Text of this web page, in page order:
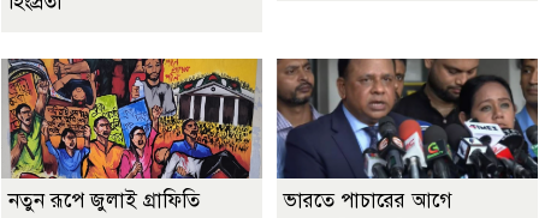
নতুন রূপে জুলাই গ্রাফিতি
ভারতে পাচারের আগে